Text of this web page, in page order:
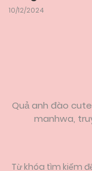
10/12/2024
Quả anh đào
manhwa,
Từ khóa tìm kiếm